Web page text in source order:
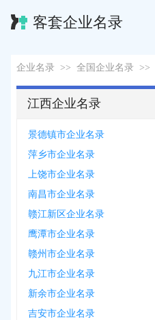
客套企业名录
企业名录 >> 全国企业名录 >>
江西企业名录
景德镇市企业名录
萍乡市企业名录
上饶市企业名录
南昌市企业名录
赣江新区企业名录
鹰潭市企业名录
赣州市企业名录
九江市企业名录
新余市企业名录
吉安市企业名录